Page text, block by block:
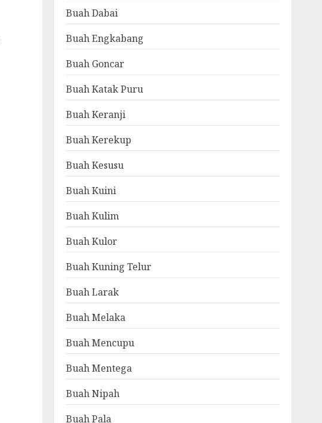
Buah Dabai
Buah Engkabang
Buah Goncar
Buah Katak Puru
Buah Keranji
Buah Kerekup
Buah Kesusu
Buah Kuini
Buah Kulim
Buah Kulor
Buah Kuning Telur
Buah Larak
Buah Melaka
Buah Mencupu
Buah Mentega
Buah Nipah
Buah Pala